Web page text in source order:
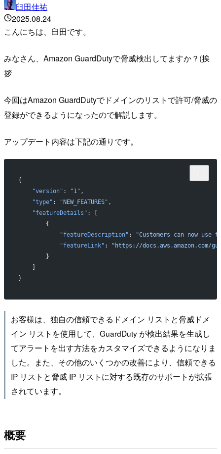
臼田佳祐
2025.08.24
こんにちは、臼田です。
みなさん、Amazon GuardDutyで脅威検出してますか？(挨
拶
今回はAmazon GuardDutyでドメインのリストで許可/脅威の
登録ができるようになったので解説します。
アップデート内容は下記の通りです。
{
    "version"
: "1" ,
    "type"
: "NEW_FEATURES" ,
    "featureDetails"
: [
        {
            "featureDescription"
:
"Customers can now
            "featureLink"
:
"https://docs.aws.amazon.com/
        }
}
お客様は、独自の信頼できるドメイン リストと脅威ドメ
イン リストを使用して、GuardDuty が検出結果を生成し
てアラートを出す方法をカスタマイズできるようになりま
した。また、その他のいくつかの改善により、信頼できる
IP リストと脅威 IP リストに対する既存のサポートが拡張
されています。
概要